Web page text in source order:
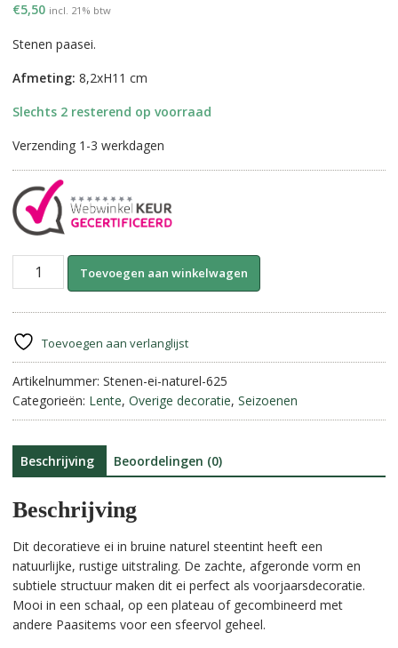
€5,50 incl. 21% btw
Stenen paasei.
Afmeting: 8,2xH11 cm
Slechts 2 resterend op voorraad
Verzending 1-3 werkdagen
Stenen
||
Small
aantal
Toevoegen aan winkelwagen
n
t
i
:
Toevoegen aan verlanglijst
Artikelnummer: Stenen-ei-naturel-625
Categorieën: Lente, Overige decoratie, Seizoenen
Beschrijving Beoordelingen (0)
Beschrijving
Dit decoratieve ei in bruine naturel steentint heeft een
natuurlijke, rustige uitstraling. De zachte, afgeronde vorm en
subtiele structuur maken dit ei perfect als voorjaarsdecoratie.
Mooi in een schaal, op een plateau of gecombineerd met
andere Paasitems voor een sfeervol geheel.